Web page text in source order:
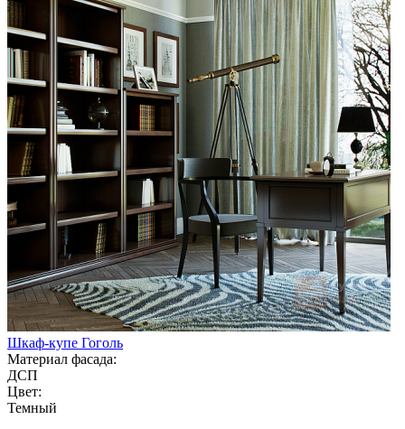
Шкаф-купе Гоголь
Материал фасада:
ДСП
Цвет:
Темный